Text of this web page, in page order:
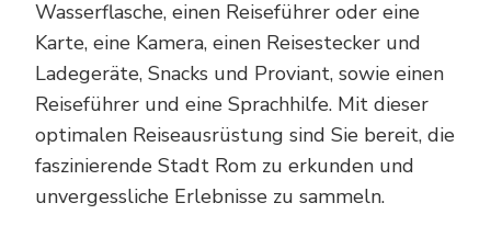
Wasserflasche, einen Reiseführer oder eine
Karte, eine Kamera, einen Reisestecker und
Ladegeräte, Snacks und Proviant, sowie einen
Reiseführer und eine Sprachhilfe. Mit dieser
optimalen Reiseausrüstung sind Sie bereit, die
faszinierende Stadt Rom zu erkunden und
unvergessliche Erlebnisse zu sammeln.